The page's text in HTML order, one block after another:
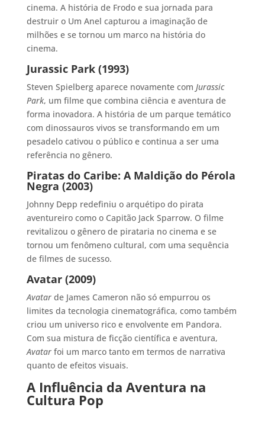
cinema. A história de Frodo e sua jornada para
destruir o Um Anel capturou a imaginação de
milhões e se tornou um marco na história do
cinema.
Jurassic Park (1993)
Steven Spielberg aparece novamente com Jurassic
Park, um filme que combina ciência e aventura de
forma inovadora. A história de um parque temático
com dinossauros vivos se transformando em um
pesadelo cativou o público e continua a ser uma
referência no gênero.
Piratas do Caribe: A Maldição do Pérola
Negra (2003)
Johnny Depp redefiniu o arquétipo do pirata
aventureiro como o Capitão Jack Sparrow. O filme
revitalizou o gênero de pirataria no cinema e se
tornou um fenômeno cultural, com uma sequência
de filmes de sucesso.
Avatar (2009)
Avatarde James Cameron não só empurrou os
limites da tecnologia cinematográfica, como também
criou um universo rico e envolvente em Pandora.
Com sua mistura de ficção científica e aventura,
Avatarfoi um marco tanto em termos de narrativa
quanto de efeitos visuais.
A Influência da Aventura na
Cultura Pop